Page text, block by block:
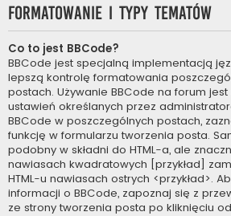
Formatowanie i typy tematów
Co to jest BBCode?
BBCode jest specjalną implementacją
lepszą kontrolę formatowania
postach. Używanie BBCode na forum
ustawień określanych przez
BBCode w poszczególnych postach,
funkcję w formularzu tworzenia posta.
podobny w składni do HTML-a, ale
nawiasach kwadratowych [przykład]
HTML-u nawiasach ostrych <przykład>.
informacji o BBCode, zapoznaj się z
ze strony tworzenia posta po kliknięciu